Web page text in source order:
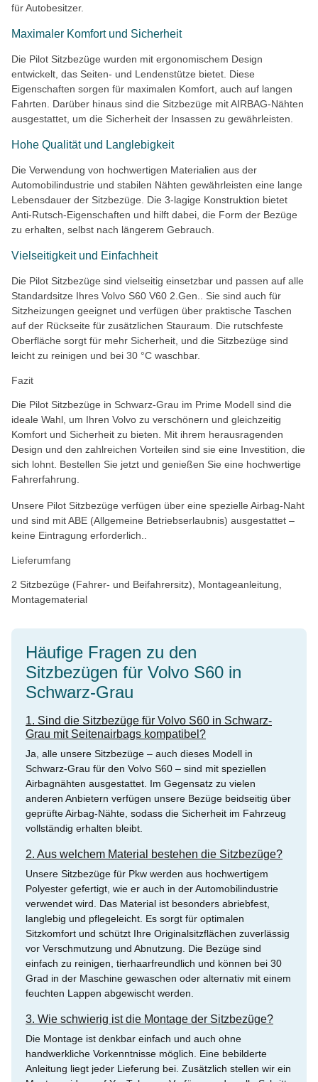
für Autobesitzer.
Maximaler Komfort und Sicherheit
Die Pilot Sitzbezüge wurden mit ergonomischem Design
entwickelt, das Seiten- und Lendenstütze bietet. Diese
Eigenschaften sorgen für maximalen Komfort, auch auf langen
Fahrten. Darüber hinaus sind die Sitzbezüge mit AIRBAG-Nähten
ausgestattet, um die Sicherheit der Insassen zu gewährleisten.
Hohe Qualität und Langlebigkeit
Die Verwendung von hochwertigen Materialien aus der
Automobilindustrie und stabilen Nähten gewährleisten eine lange
Lebensdauer der Sitzbezüge. Die 3-lagige Konstruktion bietet
Anti-Rutsch-Eigenschaften und hilft dabei, die Form der Bezüge
zu erhalten, selbst nach längerem Gebrauch.
Vielseitigkeit und Einfachheit
Die Pilot Sitzbezüge sind vielseitig einsetzbar und passen auf alle
Standardsitze Ihres Volvo S60 V60 2.Gen.. Sie sind auch für
Sitzheizungen geeignet und verfügen über praktische Taschen
auf der Rückseite für zusätzlichen Stauraum. Die rutschfeste
Oberfläche sorgt für mehr Sicherheit, und die Sitzbezüge sind
leicht zu reinigen und bei 30 °C waschbar.
Fazit
Die Pilot Sitzbezüge in Schwarz-Grau im Prime Modell sind die
ideale Wahl, um Ihren Volvo zu verschönern und gleichzeitig
Komfort und Sicherheit zu bieten. Mit ihrem herausragenden
Design und den zahlreichen Vorteilen sind sie eine Investition, die
sich lohnt. Bestellen Sie jetzt und genießen Sie eine hochwertige
Fahrerfahrung.
Unsere Pilot Sitzbezüge verfügen über eine spezielle Airbag-Naht
und sind mit ABE (Allgemeine Betriebserlaubnis) ausgestattet –
keine Eintragung erforderlich..
Lieferumfang
2 Sitzbezüge (Fahrer- und Beifahrersitz), Montageanleitung,
Montagematerial
Häufige Fragen zu den
Sitzbezügen für Volvo S60 in
Schwarz-Grau
1. Sind die Sitzbezüge für Volvo S60 in Schwarz-
Grau mit Seitenairbags kompatibel?
Ja, alle unsere Sitzbezüge – auch dieses Modell in
Schwarz-Grau für den Volvo S60 – sind mit speziellen
Airbagnähten ausgestattet. Im Gegensatz zu vielen
anderen Anbietern verfügen unsere Bezüge beidseitig über
geprüfte Airbag-Nähte, sodass die Sicherheit im Fahrzeug
vollständig erhalten bleibt.
2. Aus welchem Material bestehen die Sitzbezüge?
Unsere Sitzbezüge für Pkw werden aus hochwertigem
Polyester gefertigt, wie er auch in der Automobilindustrie
verwendet wird. Das Material ist besonders abriebfest,
langlebig und pflegeleicht. Es sorgt für optimalen
Sitzkomfort und schützt Ihre Originalsitzflächen zuverlässig
vor Verschmutzung und Abnutzung. Die Bezüge sind
einfach zu reinigen, tierhaarfreundlich und können bei 30
Grad in der Maschine gewaschen oder alternativ mit einem
feuchten Lappen abgewischt werden.
3. Wie schwierig ist die Montage der Sitzbezüge?
Die Montage ist denkbar einfach und auch ohne
handwerkliche Vorkenntnisse möglich. Eine bebilderte
Anleitung liegt jeder Lieferung bei. Zusätzlich stellen wir ein